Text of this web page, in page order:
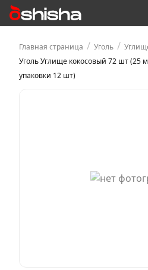
Главная страница / Уголь /
Уголь Углище кокосовый 72 шт (25
упаковки 12 шт)